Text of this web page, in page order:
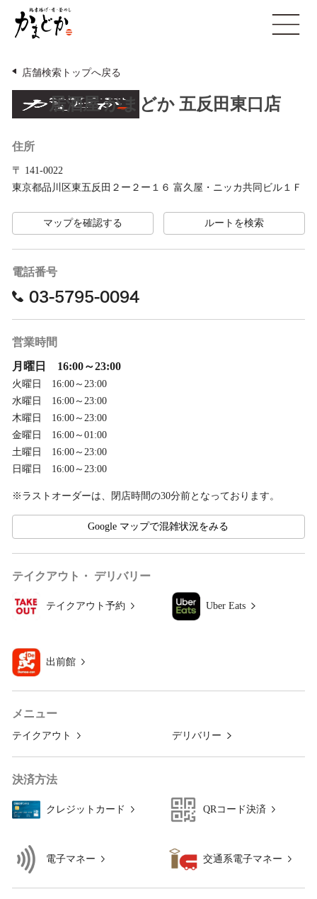
鶏
素
げ・
め
か
ま
ど
open
店舗検索トップへ戻る
居酒屋 かまどか 五反田東口店
住所
〒 141-0022
東京都品川区東五反田２ー２ー１６ 富久屋・ニッカ共同ビル１Ｆ
マップを確認する ルートを検索
電話番号
03-5795-0094
営業時間
月曜日 16:00～23:00
火曜日 16:00～23:00
水曜日 16:00～23:00
木曜日 16:00～23:00
金曜日 16:00～01:00
土曜日 16:00～23:00
日曜日 16:00～23:00
※ラストオーダーは、閉店時間の30分前となっております。
Google マップで混雑状況をみる
テイクアウト・ デリバリー
テイクアウト予約 Uber Eats
出前館
メニュー
テイクアウト デリバリー
決済方法
クレジットカード QRコード決済
電子マネー 交通系電子マネー